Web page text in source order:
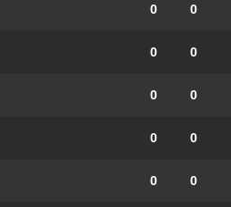
0 0
0 0
0 0
0 0
0 0